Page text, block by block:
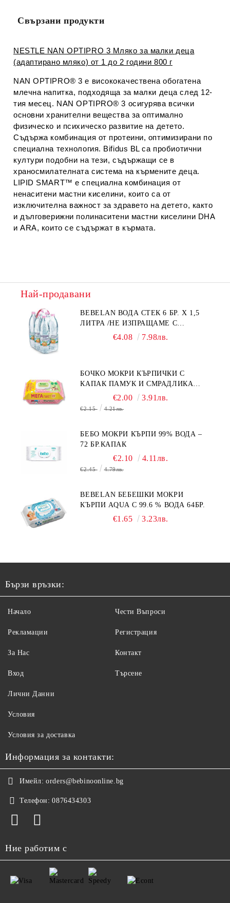
Свързани продукти
NESTLE NAN OPTIPRO 3 Мляко за малки деца
(адаптирано мляко) от 1 до 2 години 800 г
NAN OPTIPRO® 3 е висококачествена обогатена
млечна напитка, подходяща за малки деца след 12-
тия месец. NAN OPTIPRO® 3 осигурява всички
основни хранитeлни вещества за оптимално
физическo и психическо развитие на детето.
Съдържа комбинация от протеини, оптимизирани по
специална технология. Bifidus BL са пробиотични
култури подобни на тези, съдържащи се в
храносмилателната система на кърмените деца.
LIPID SMART™ е специална комбинация от
ненаситени мастни киселини, които са от
изключителна важност за здравето на детето, както
и дълговерижни полинаситени мастни киселини DHA
и ARA, които се съдържат в кърмата.
Най-продавани
BEBELAN ВОДА СТЕК 6 БР. Х 1,5
ЛИТРА /НЕ ИЗПРАЩАМЕ С
€4.08 7.98лв.
БОЧКО МОКРИ КЪРПИЧКИ С
КАПАК ПАМУК И СМРАДЛИКА
€2.00 3.91лв.
€2.15 4.21лв.
БЕБО МОКРИ КЪРПИ 99% ВОДА –
72 БР.КАПАК
€2.10 4.11лв.
€2.45 4.79лв.
BEBELAN БЕБЕШКИ МОКРИ
КЪРПИ AQUA С 99.6 % ВОДА 64БР.
€1.65 3.23лв.
Бързи връзки:
Начало
Рекламации
За Нас
Вход
Чести Въпроси
Регистрация
Контакт
Търсене
Лични Данни
Условия
Условия за доставка
Информация за контакти:
Имейл: orders@bebinoonline.bg
Телефон: 0876434303
Ние работим с